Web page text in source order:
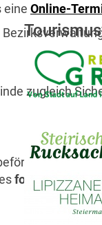
eine Online-
zugleich
formlosen